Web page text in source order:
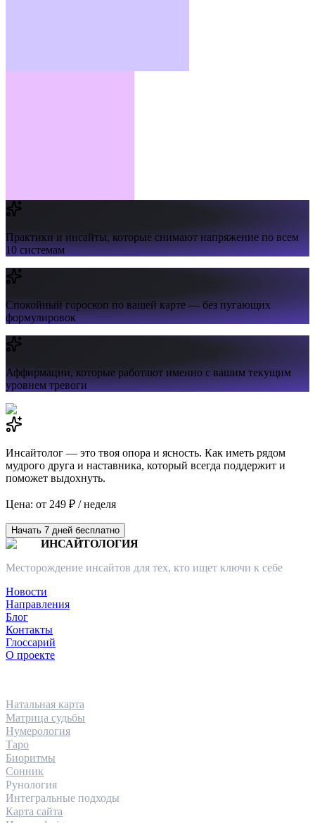
Практики и инсайты,которые снимают напряжение по всем
10 системам
Спокойный гороскоппо вашей карте — без пугающих
формулировок
Аффирмации,которые работают именно с вашим текущим
уровнем тревоги
Инсайтолог — это твоя опора и ясность. Как иметь рядом
мудрого друга и наставника, который всегда поддержит и
поможет выдохнуть.
Цена: от 249 ₽ / неделя
Начать 7 дней бесплатно
ИНСАЙТОЛОГИЯ
Месторождение инсайтов для тех, кто ищет ключи к себе
Новости
Направления
Блог
Контакты
Глоссарий
О проекте
Натальная карта
Матрица судьбы
Нумерология
Таро
Биоритмы
Сонник
Рунология
Интегральные подходы
Карта сайта